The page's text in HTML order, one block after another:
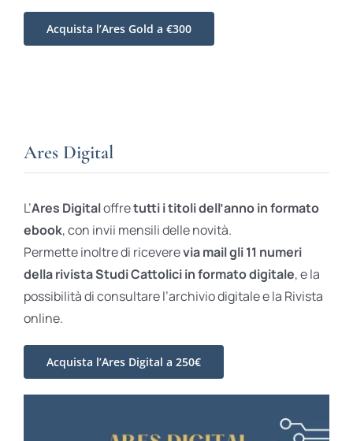
Acquista l’Ares Gold a €300
Ares Digital
L’Ares Digitaloffretutti i titoli dell’anno in formato
ebook, con invii mensili delle novità.
Permette inoltre di riceverevia mail gli 11 numeri
della rivista Studi Cattolici in formato digitale, e la
possibilità di consultare l’archivio digitale e la Rivista
online.
Acquista l’Ares Digital a 250€